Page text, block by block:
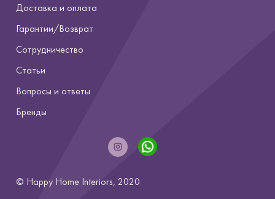
Доставка и оплата
Гарантии/Возврат
Сотрудничество
Статьи
Вопросы и ответы
Бренды
© Happy Home Interiors, 2020